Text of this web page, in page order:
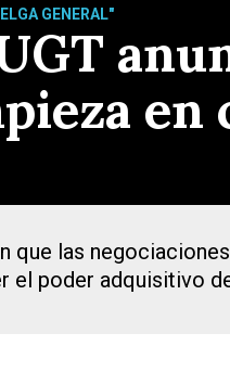
GENERAL"
que las
el poder adquisitivo